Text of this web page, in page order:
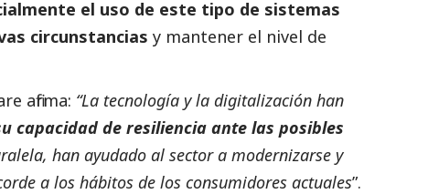
el uso de este tipo de sistemas
circunstancias y mantener el nivel de
afirma: “La tecnología y la digitalización han
capacidad de resiliencia ante las posibles
han ayudado al sector a modernizarse y
a los hábitos de los consumidores actuales”.